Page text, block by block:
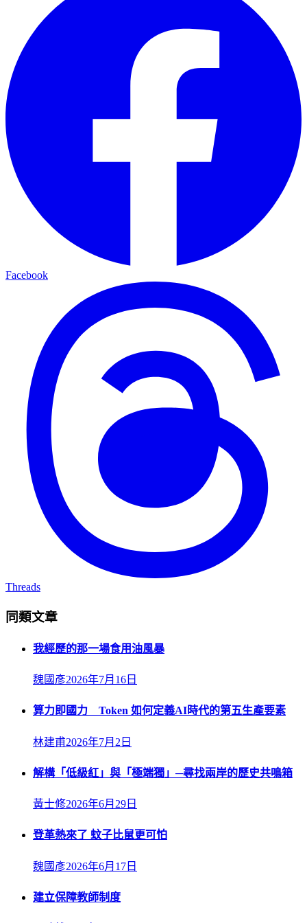
Facebook
Threads
同類文章
我經歷的那一場食用油風暴
魏國彥2026年7月16日
算力即國力 Token 如何定義AI時代的第五生產要素
林建甫2026年7月2日
解構「低級紅」與「極端獨」─尋找兩岸的歷史共鳴箱
黃士修2026年6月29日
登革熱來了 蚊子比鼠更可怕
魏國彥2026年6月17日
建立保障教師制度